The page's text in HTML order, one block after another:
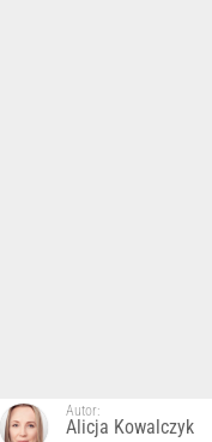
Autor:
Alicja Kowalczyk